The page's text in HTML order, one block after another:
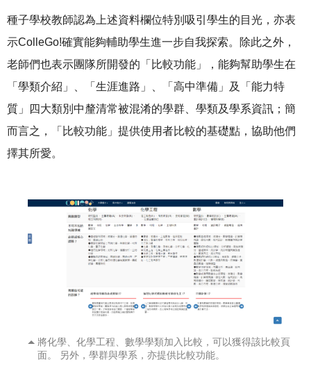
種子學校教師認為上述資料欄位特別吸引學生的目光，亦表
示ColleGo!確實能夠輔助學生進一步自我探索。除此之外，
老師們也表示團隊所開發的「比較功能」，能夠幫助學生在
「學類介紹」、「生涯進路」、「高中準備」及「能力特
質」四大類別中釐清常被混淆的學群、學類及學系資訊；簡
而言之，「比較功能」提供使用者比較的基礎點，協助他們
擇其所愛。
將化學、化學工程、數學學類加入比較，可以獲得該比較頁
面。 另外，學群與學系，亦提供比較功能。